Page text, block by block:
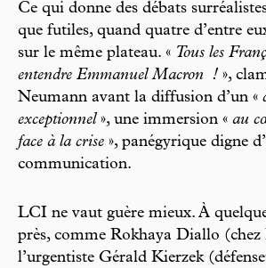
Ce qui donne des débats
que futiles, quand quatre d’entre
sur le même plateau. « Tous les
entendre Emmanuel Macron
! »,
Neumann avant la diffusion d’un «
exceptionnel», une immersion « au
face à la crise », panégyrique digne
communication.
LCI ne vaut guère mieux. À
près, comme Rokhaya Diallo (chez
l’urgentiste Gérald Kierzek